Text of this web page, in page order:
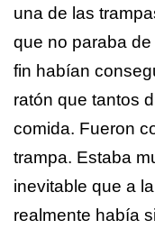
una de las
que no paraba
fin habían
ratón que tantos
comida. Fueron
trampa. Estaba
inevitable que a
realmente había